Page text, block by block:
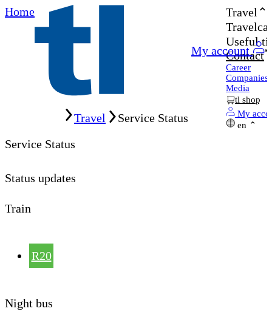
Home
My account
Travel
Useful
Contact
Career
Companies
Media
tl shop
My
en
Travel
Service Status
Service Status
Status updates
Train
R20
Night bus